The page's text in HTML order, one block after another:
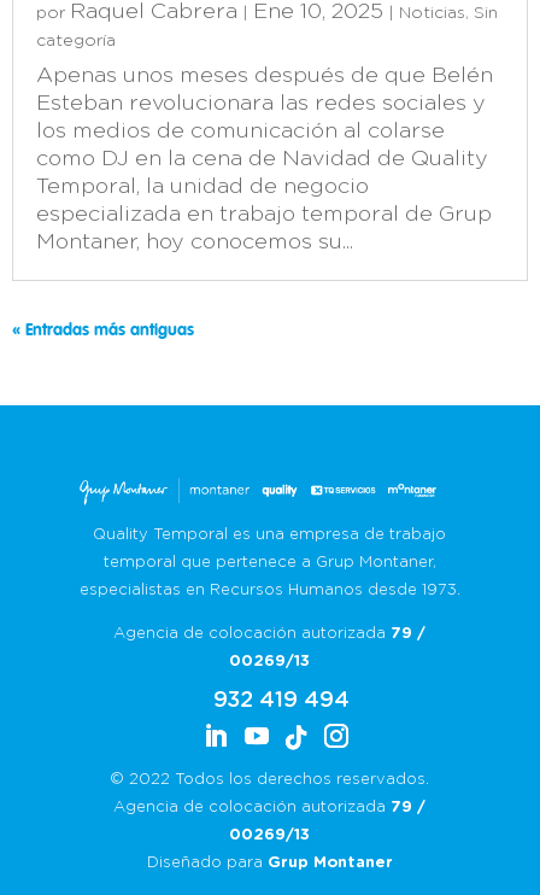
por Raquel Cabrera Ene 10, 2025 Noticias, Sin
categoría
Apenas unos meses después de que Belén
Esteban revolucionara las redes sociales y
los medios de comunicación al colarse
como DJ en la cena de Navidad de Quality
Temporal, la unidad de negocio
especializada en trabajo temporal de Grup
Montaner, hoy conocemos su...
« Entradas más antiguas
Quality Temporal es una empresa de trabajo
temporal que pertenece a Grup Montaner,
especialistas en Recursos Humanos desde 1973.
Agencia de colocación autorizada 79 /
00269/13
932 419 494
© 2022 Todos los derechos reservados.
Agencia de colocación autorizada 79 /
00269/13
Diseñado para Grup Montaner